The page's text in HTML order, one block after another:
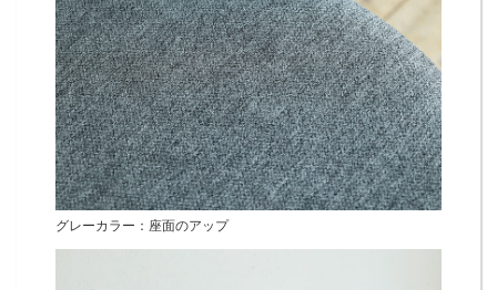
グレーカラー：座面のアップ